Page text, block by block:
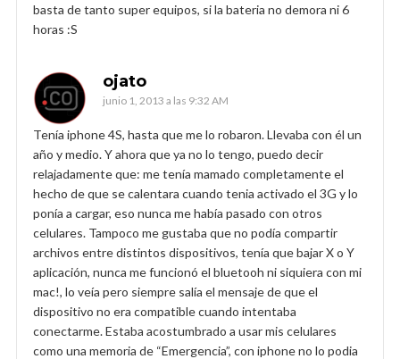
basta de tanto super equipos, si la bateria no demora ni 6
horas :S
ojato
junio 1, 2013 a las 9:32 AM
Tenía iphone 4S, hasta que me lo robaron. Llevaba con él un
año y medio. Y ahora que ya no lo tengo, puedo decir
relajadamente que: me tenía mamado completamente el
hecho de que se calentara cuando tenia activado el 3G y lo
ponía a cargar, eso nunca me había pasado con otros
celulares. Tampoco me gustaba que no podía compartir
archivos entre distintos dispositivos, tenía que bajar X o Y
aplicación, nunca me funcionó el bluetooh ni siquiera con mi
mac!, lo veía pero siempre salía el mensaje de que el
dispositivo no era compatible cuando intentaba
conectarme. Estaba acostumbrado a usar mis celulares
como una memoria de “Emergencia”, con iphone no lo podia